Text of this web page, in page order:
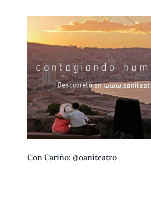
Con Cariño: @oaniteatro